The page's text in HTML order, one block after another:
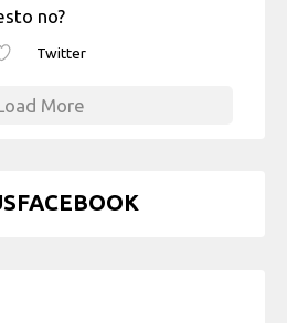
no?
Twitter
More